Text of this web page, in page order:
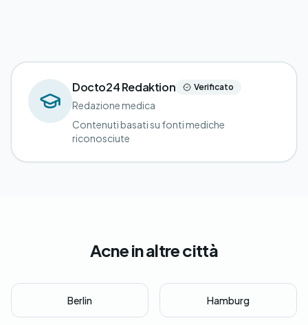
Docto24 Redaktion Verificato
Redazione medica
Contenuti basati su fonti mediche
riconosciute
Acne in altre città
Berlin Hamburg